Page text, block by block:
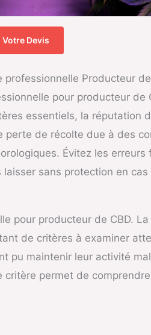
Votre Devis
Producteur de
pour producteur
essentiels, la réputation
de récolte due à des
Évitez les
sans protection en
pour producteur de CBD.
de critères à examiner
pu maintenir leur activité
permet de